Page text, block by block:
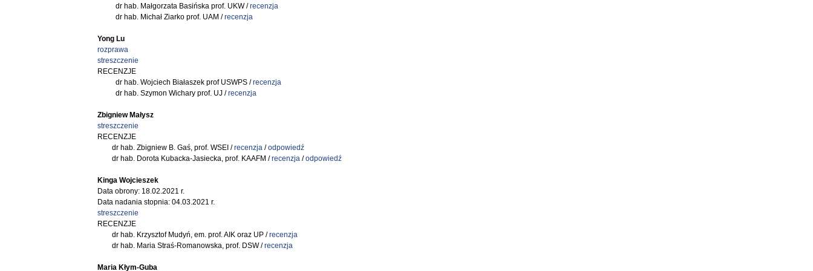
dr hab. Małgorzata Basińska prof. UKW /recenzja
dr hab. Michał Ziarko prof. UAM /recenzja
Yong Lu
rozprawa
streszczenie
RECENZJE
dr hab. Wojciech Białaszek prof USWPS /recenzja
dr hab. Szymon Wichary prof. UJ /recenzja
Zbigniew Małysz
streszczenie
RECENZJE
dr hab. Zbigniew B. Gaś, prof. WSEI /recenzja /odpowiedź
dr hab. Dorota Kubacka-Jasiecka, prof. KAAFM /recenzja /odpowiedź
Kinga Wojcieszek
Data obrony: 18.02.2021 r.
Data nadania stopnia: 04.03.2021 r.
streszczenie
RECENZJE
dr hab. Krzysztof Mudyń, em. prof. AIK oraz UP /recenzja
dr hab. Maria Straś-Romanowska, prof. DSW /recenzja
Maria Kłym-Guba